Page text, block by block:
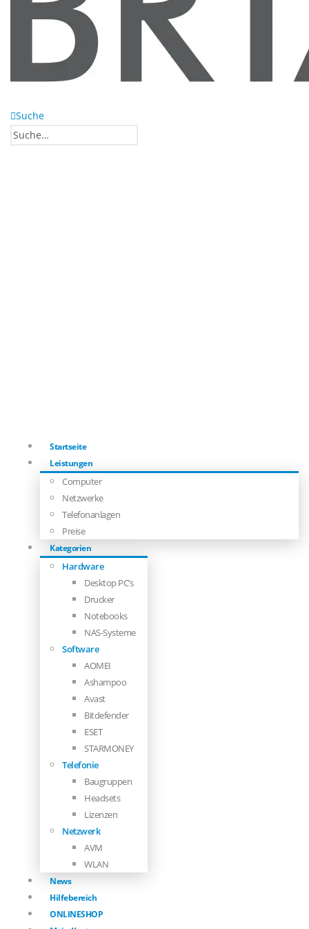
Suche
Startseite
Leistungen
Computer
Netzwerke
Telefonanlagen
Preise
Kategorien
Hardware
Desktop PC’s
Drucker
Notebooks
NAS-Systeme
Software
AOMEI
Ashampoo
Avast
Bitdefender
ESET
STARMONEY
Telefonie
Baugruppen
Headsets
Lizenzen
Netzwerk
AVM
WLAN
News
Hilfebereich
ONLINESHOP